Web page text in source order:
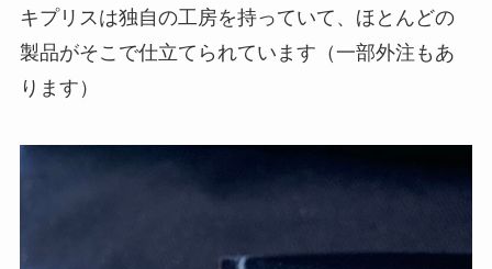
キプリスは独自の工房を持っていて、ほとんどの
製品がそこで仕立てられています（一部外注もあ
ります）